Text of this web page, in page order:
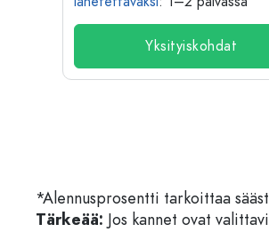
Yksityiskohdat
*Alennusprosentti tarkoittaa
Tärkeää: Jos kannet ovat